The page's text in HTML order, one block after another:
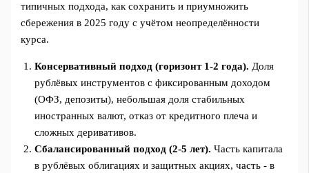
типичных подхода, как сохранить и приумножить
сбережения в 2025 году с учётом неопределённости
курса.
Консервативный подход (горизонт 1-2 года). Доля
рублёвых инструментов с фиксированным доходом
(ОФЗ, депозиты), небольшая доля стабильных
иностранных валют, отказ от кредитного плеча и
сложных деривативов.
Сбалансированный подход (2-5 лет). Часть капитала
в рублёвых облигациях и защитных акциях, часть - в